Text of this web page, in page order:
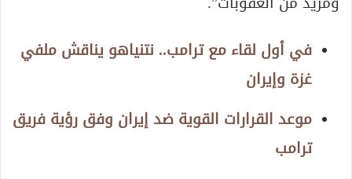
في أول لقاء مع ترامب.. نتنياهو يناقش ملفي
غزة وإيران
موعد القرارات القوية ضد إيران وفق رؤية فريق
ترامب